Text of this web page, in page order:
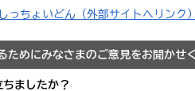
っちょいどん（外部サイトへリンク
ためにみなさまのご意見をお聞かせ
ましたか？